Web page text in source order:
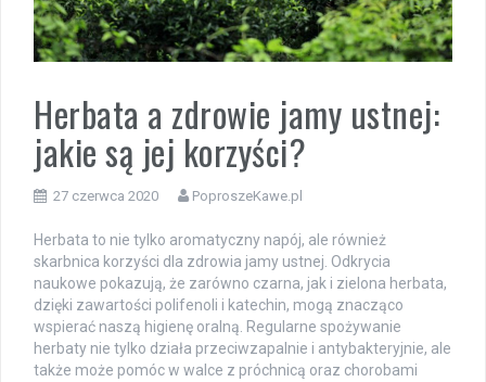
Herbata a zdrowie jamy ustnej:
jakie są jej korzyści?
27 czerwca 2020 PoproszeKawe.pl
Herbata to nie tylko aromatyczny napój, ale również
skarbnica korzyści dla zdrowia jamy ustnej. Odkrycia
naukowe pokazują, że zarówno czarna, jak i zielona herbata,
dzięki zawartości polifenoli i katechin, mogą znacząco
wspierać naszą higienę oralną. Regularne spożywanie
herbaty nie tylko działa przeciwzapalnie i antybakteryjnie, ale
także może pomóc w walce z próchnicą oraz chorobami